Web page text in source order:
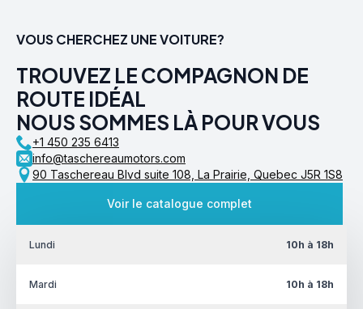
VOUS CHERCHEZ UNE VOITURE?
TROUVEZ LE COMPAGNON DE
ROUTE IDÉAL
NOUS SOMMES LÀ POUR VOUS
+1 450 235 6413
info@taschereaumotors.com
90 Taschereau Blvd suite 108, La Prairie, Quebec J5R 1S8
Voir le catalogue complet
Lundi 10h à 18h
Mardi 10h à 18h